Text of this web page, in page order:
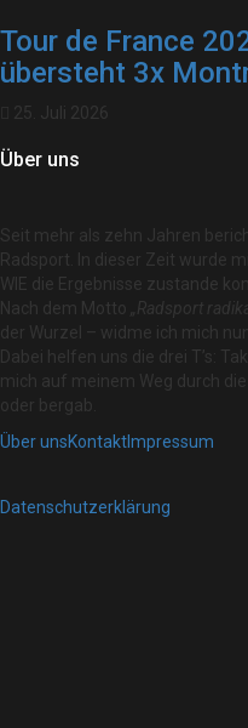
Tour de France
übersteht 3x
25. Juli 2026
Über uns
Seit mehr als zehn Jahren
Radsport. In dieser Zeit wurde
WIE die Ergebnisse zustande
Nach dem Motto
„Radsport
der Wurzel – widme ich mich
Dabei helfen uns die drei T’s:
mich auf meinem Weg durch
oder bergab.
Über unsKontaktImpressum
Datenschutzerklärung